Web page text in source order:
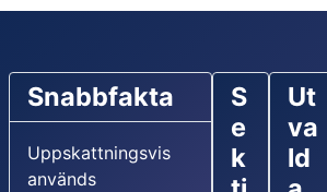
Snabbfakta
Uppskattningsvis
används
S
e
k
Ut
va
ld